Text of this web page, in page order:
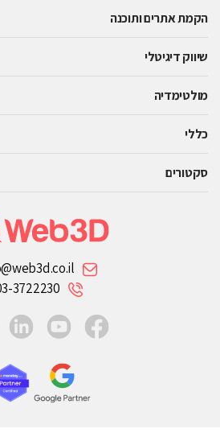
field
הקמת אתרים ותוכנה
שיווק דיגיטלי
מולטימדיה
כללי
סקטורים
3722230
facebook
youtube